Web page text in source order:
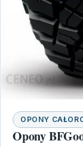
OPONY
Opony